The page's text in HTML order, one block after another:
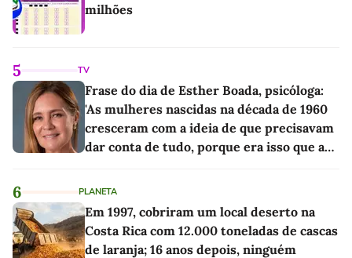
milhões
5 TV
Frase do dia de Esther Boada, psicóloga:
'As mulheres nascidas na década de 1960
cresceram com a ideia de que precisavam
dar conta de tudo, porque era isso que a
6 PLANETA
Em 1997, cobriram um local deserto na
Costa Rica com 12.000 toneladas de cascas
de laranja; 16 anos depois, ninguém